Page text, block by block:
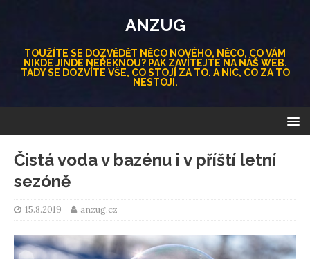
ANZUG
TOUŽÍTE SE DOZVĚDĚT NĚCO NOVÉHO, NĚCO, CO VÁM
NIKDE JINDE NEŘEKNOU? PAK ZAVÍTEJTE NA NÁŠ WEB.
TADY SE DOZVÍTE VŠE, CO STOJÍ ZA TO. A NIC, CO ZA TO
NESTOJÍ.
Čistá voda v bazénu i v příští letní
sezóně
15.8.2019 anzug.cz